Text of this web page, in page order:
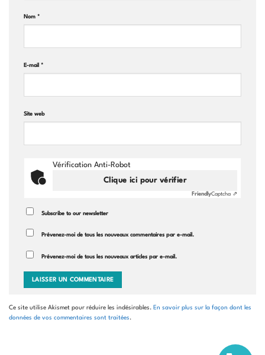
Nom *
E-mail *
Site web
Vérification Anti-Robot
Clique ici pour vérifier
FriendlyCaptcha ⇗
Subscribe to our newsletter
Prévenez-moi de tous les nouveaux commentaires par e-mail.
Prévenez-moi de tous les nouveaux articles par e-mail.
Ce site utilise Akismet pour réduire les indésirables. En savoir plus sur la façon dont les
données de vos commentaires sont traitées .